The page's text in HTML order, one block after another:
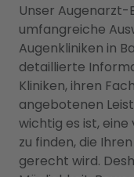
Unser
umfangreiche
Augenkliniken in
detaillierte
Kliniken, ihren
angebotenen
wichtig es ist,
zu finden, die
gerecht wird.